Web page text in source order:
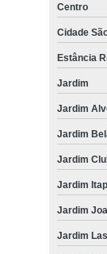
Centro
Cidade
Estância
Jardim
Jardim
Jardim
Jardim
Jardim
Jardim
Jardim